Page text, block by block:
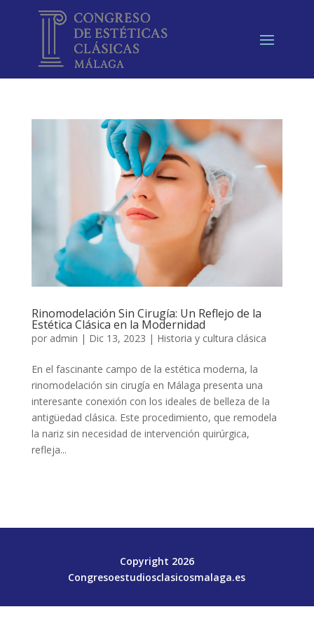
Rinomodelación Sin Cirugía: Un Reflejo de la
Estética Clásica en la Modernidad
por admin | Dic 13, 2023 | Historia y cultura clásica
En el fascinante campo de la estética moderna, la
rinomodelación sin cirugía en Málaga presenta una
interesante conexión con los ideales de belleza de la
antigüedad clásica. Este procedimiento, que remodela
la nariz sin necesidad de intervención quirúrgica,
refleja...
Copyright 2026
Congresoestudiosclasicosmalaga.es